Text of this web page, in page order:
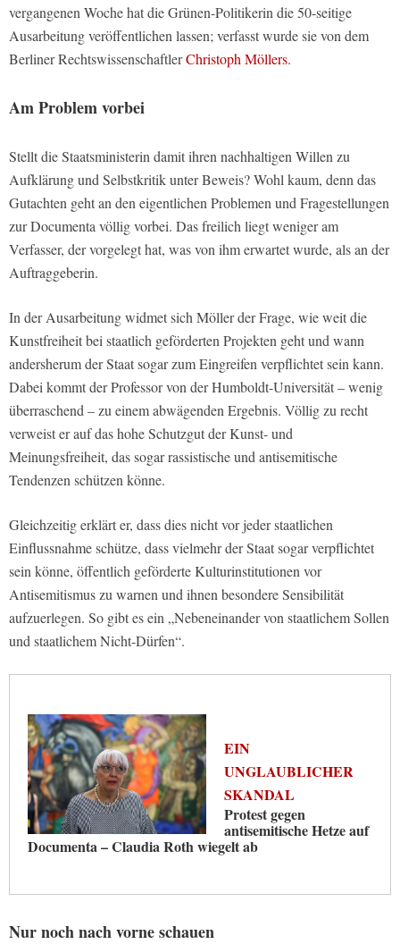
vergangenen Woche hat die Grünen-Politikerin die 50-seitige
Ausarbeitung veröffentlichen lassen; verfasst wurde sie von dem
Berliner RechtswissenschaftlerChristoph Möllers.
Am Problem vorbei
Stellt die Staatsministerin damit ihren nachhaltigen Willen zu
Aufklärung und Selbstkritik unter Beweis? Wohl kaum, denn das
Gutachten geht an den eigentlichen Problemen und Fragestellungen
zur Documenta völlig vorbei. Das freilich liegt weniger am
Verfasser, der vorgelegt hat, was von ihm erwartet wurde, als an der
Auftraggeberin.
In der Ausarbeitung widmet sich Möller der Frage, wie weit die
Kunstfreiheit bei staatlich geförderten Projekten geht und wann
andersherum der Staat sogar zum Eingreifen verpflichtet sein kann.
Dabei kommt der Professor von der Humboldt-Universität – wenig
überraschend – zu einem abwägenden Ergebnis. Völlig zu recht
verweist er auf das hohe Schutzgut der Kunst- und
Meinungsfreiheit, das sogar rassistische und antisemitische
Tendenzen schützen könne.
Gleichzeitig erklärt er, dass dies nicht vor jeder staatlichen
Einflussnahme schütze, dass vielmehr der Staat sogar verpflichtet
sein könne, öffentlich geförderte Kulturinstitutionen vor
Antisemitismus zu warnen und ihnen besondere Sensibilität
aufzuerlegen. So gibt es ein „Nebeneinander von staatlichem Sollen
und staatlichem Nicht-Dürfen“.
EIN
UNGLAUBLICHER
SKANDAL
Protest gegen
antisemitische Hetze auf
Documenta – Claudia Roth wiegelt ab
Nur noch nach vorne schauen